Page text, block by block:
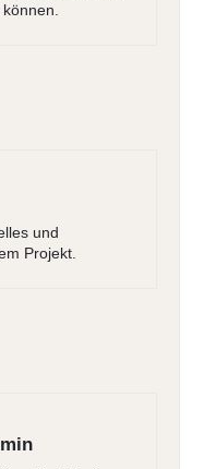
und
Projekt.